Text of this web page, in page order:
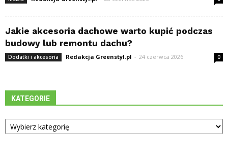
Jakie akcesoria dachowe warto kupić podczas
budowy lub remontu dachu?
Dodatki i akcesoria Redakcja Greenstyl.pl - 24 czerwca 2026 0
KATEGORIE
Kategorie